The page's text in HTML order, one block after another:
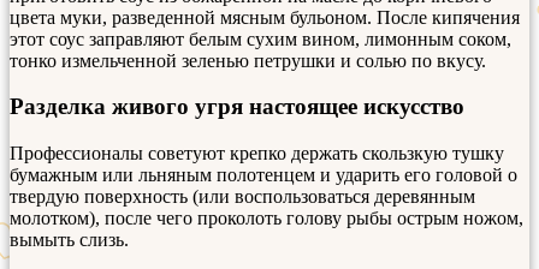
цвета муки, разведенной мясным бульоном. После кипячения
этот соус заправляют белым сухим вином, лимонным соком,
тонко измельченной зеленью петрушки и солью по вкусу.
Разделка живого угря настоящее искусство
Профессионалы советуют крепко держать скользкую тушку
бумажным или льняным полотенцем и ударить его головой о
твердую поверхность (или воспользоваться деревянным
молотком), после чего проколоть голову рыбы острым ножом,
вымыть слизь.